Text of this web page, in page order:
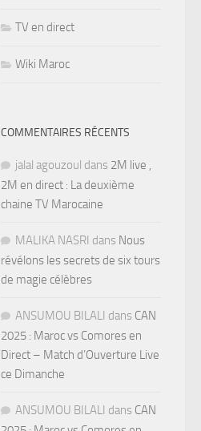
TV en direct
Wiki Maroc
COMMENTAIRES RÉCENTS
jalal agouzoul dans 2M live ,
2M en direct : La deuxième
chaine TV Marocaine
MALIKA NASRI dans Nous
révélons les secrets de six tours
de magie célèbres
ANSUMOU BILALI dans CAN
2025 : Maroc vs Comores en
Direct – Match d’Ouverture Live
ce Dimanche
ANSUMOU BILALI dans CAN